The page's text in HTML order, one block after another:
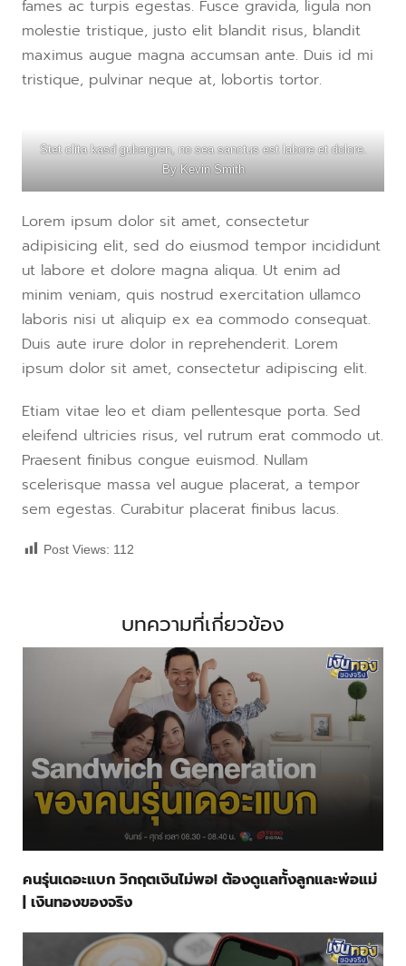
fames ac turpis egestas. Fusce gravida, ligula non
molestie tristique, justo elit blandit risus, blandit
maximus augue magna accumsan ante. Duis id mi
tristique, pulvinar neque at, lobortis tortor.
Stet clita kasd gubergren, no sea sanctus est labore et dolore.
By Kevin Smith
Lorem ipsum dolor sit amet, consectetur
adipisicing elit, sed do eiusmod tempor incididunt
ut labore et dolore magna aliqua. Ut enim ad
minim veniam, quis nostrud exercitation ullamco
laboris nisi ut aliquip ex ea commodo consequat.
Duis aute irure dolor in reprehenderit. Lorem
ipsum dolor sit amet, consectetur adipiscing elit.
Etiam vitae leo et diam pellentesque porta. Sed
eleifend ultricies risus, vel rutrum erat commodo ut.
Praesent finibus congue euismod. Nullam
scelerisque massa vel augue placerat, a tempor
sem egestas. Curabitur placerat finibus lacus.
Post Views: 112
บทความที่เกี่ยวข้อง
คนรุ่นเดอะแบก วิกฤตเงินไม่พอ! ต้องดูแลทั้งลูกและพ่อแม่
| เงินทองของจริง